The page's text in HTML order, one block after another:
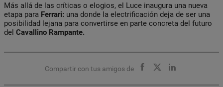
Más allá de las críticas o elogios, el Luce inaugura una nueva
etapa para Ferrari: una donde la electrificación deja de ser una
posibilidad lejana para convertirse en parte concreta del futuro
del Cavallino Rampante.
Compartir con tus amigos de